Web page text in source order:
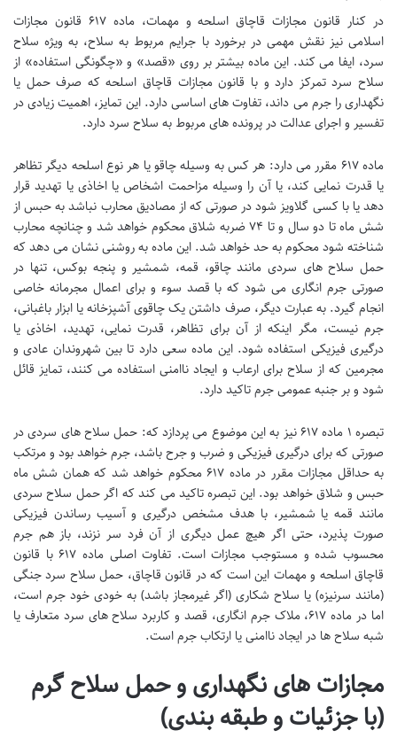
در کنار قانون مجازات قاچاق اسلحه و مهمات، ماده ۶۱۷ قانون مجازات
اسلامی نیز نقش مهمی در برخورد با جرایم مربوط به سلاح، به ویژه سلاح
سرد، ایفا می کند. این ماده بیشتر بر روی «قصد» و «چگونگی استفاده» از
سلاح سرد تمرکز دارد و با قانون مجازات قاچاق اسلحه که صرف حمل یا
نگهداری را جرم می داند، تفاوت های اساسی دارد. این تمایز، اهمیت زیادی در
تفسیر و اجرای عدالت در پرونده های مربوط به سلاح سرد دارد.
ماده ۶۱۷ مقرر می دارد: هر کس به وسیله چاقو یا هر نوع اسلحه دیگر تظاهر
یا قدرت نمایی کند، یا آن را وسیله مزاحمت اشخاص یا اخاذی یا تهدید قرار
دهد یا با کسی گلاویز شود در صورتی که از مصادیق محارب نباشد به حبس از
شش ماه تا دو سال و تا ۷۴ ضربه شلاق محکوم خواهد شد و چنانچه محارب
شناخته شود محکوم به حد خواهد شد. این ماده به روشنی نشان می دهد که
حمل سلاح های سردی مانند چاقو، قمه، شمشیر و پنجه بوکس، تنها در
صورتی جرم انگاری می شود که با قصد سوء و برای اعمال مجرمانه خاصی
انجام گیرد. به عبارت دیگر، صرف داشتن یک چاقوی آشپزخانه یا ابزار باغبانی،
جرم نیست، مگر اینکه از آن برای تظاهر، قدرت نمایی، تهدید، اخاذی یا
درگیری فیزیکی استفاده شود. این ماده سعی دارد تا بین شهروندان عادی و
مجرمین که از سلاح برای ارعاب و ایجاد ناامنی استفاده می کنند، تمایز قائل
شود و بر جنبه عمومی جرم تاکید دارد.
تبصره ۱ ماده ۶۱۷ نیز به این موضوع می پردازد که: حمل سلاح های سردی در
صورتی که برای درگیری فیزیکی و ضرب و جرح باشد، جرم خواهد بود و مرتکب
به حداقل مجازات مقرر در ماده ۶۱۷ محکوم خواهد شد که همان شش ماه
حبس و شلاق خواهد بود. این تبصره تاکید می کند که اگر حمل سلاح سردی
مانند قمه یا شمشیر، با هدف مشخص درگیری و آسیب رساندن فیزیکی
صورت پذیرد، حتی اگر هیچ عمل دیگری از آن فرد سر نزند، باز هم جرم
محسوب شده و مستوجب مجازات است. تفاوت اصلی ماده ۶۱۷ با قانون
قاچاق اسلحه و مهمات این است که در قانون قاچاق، حمل سلاح سرد جنگی
(مانند سرنیزه) یا سلاح شکاری (اگر غیرمجاز باشد) به خودی خود جرم است،
اما در ماده ۶۱۷، ملاک جرم انگاری، قصد و کاربرد سلاح های سرد متعارف یا
شبه سلاح ها در ایجاد ناامنی یا ارتکاب جرم است.
مجازات های نگهداری و حمل سلاح گرم
(با جزئیات و طبقه بندی)